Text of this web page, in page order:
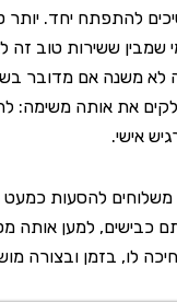
יחד. יותר
ששירות טוב זה לא
אם מדובר בשליח
את אותה משימה: להגיע
להסעות כמעט
למען אותה מטרה,
בזמן ובצורה מושלמת.